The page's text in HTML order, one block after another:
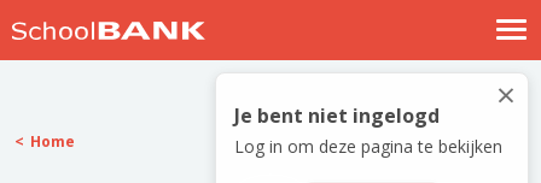
Nostalgische verhalen
Log in
Meld je gratis aan
×
Je bent niet ingelogd
Log in om deze pagina te bekijken
Home